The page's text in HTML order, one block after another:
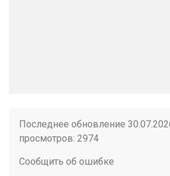
Последнее обновление
просмотров: 2974
Сообщить об ошибке